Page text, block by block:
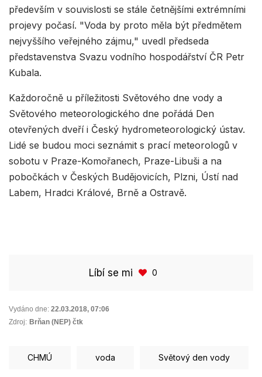
především v souvislosti se stále četnějšími extrémními
projevy počasí. "Voda by proto měla být předmětem
nejvyššího veřejného zájmu," uvedl předseda
představenstva Svazu vodního hospodářství ČR Petr
Kubala.
Každoročně u příležitosti Světového dne vody a
Světového meteorologického dne pořádá Den
otevřených dveří i Český hydrometeorologický ústav.
Lidé se budou moci seznámit s prací meteorologů v
sobotu v Praze-Komořanech, Praze-Libuši a na
pobočkách v Českých Budějovicích, Plzni, Ústí nad
Labem, Hradci Králové, Brně a Ostravě.
Líbí se mi 0
Vydáno dne: 22.03.2018, 07:06
Zdroj: Brňan (NEP) čtk
CHMÚ voda Světový den vody